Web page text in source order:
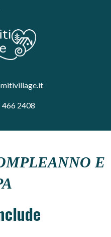
466 2408
E